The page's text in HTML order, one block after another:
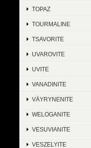
TOPAZ
TOURMALINE
TSAVORITE
UVAROVITE
UVITE
VANADINITE
VÄYRYNENITE
WELOGANITE
VESUVIANITE
VESZELYITE